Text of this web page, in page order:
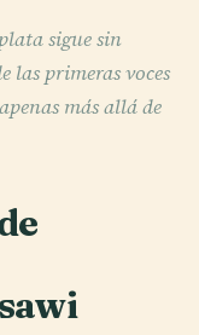
sigue sin
las primeras voces
más allá de